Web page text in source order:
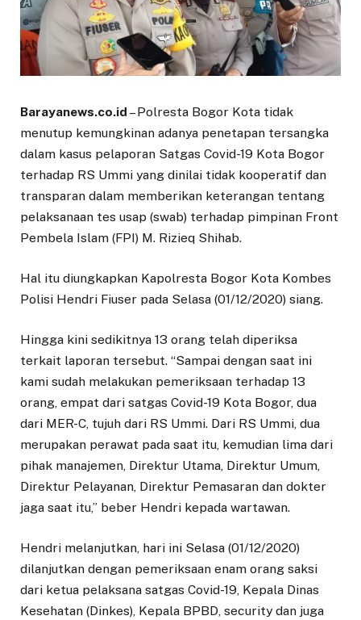
Barayanews.co.id – Polresta Bogor Kota tidak
menutup kemungkinan adanya penetapan tersangka
dalam kasus pelaporan Satgas Covid-19 Kota Bogor
terhadap RS Ummi yang dinilai tidak kooperatif dan
transparan dalam memberikan keterangan tentang
pelaksanaan tes usap (swab) terhadap pimpinan Front
Pembela Islam (FPI) M. Rizieq Shihab.
Hal itu diungkapkan Kapolresta Bogor Kota Kombes
Polisi Hendri Fiuser pada Selasa (01/12/2020) siang.
Hingga kini sedikitnya 13 orang telah diperiksa
terkait laporan tersebut. “Sampai dengan saat ini
kami sudah melakukan pemeriksaan terhadap 13
orang, empat dari satgas Covid-19 Kota Bogor, dua
dari MER-C, tujuh dari RS Ummi. Dari RS Ummi, dua
merupakan perawat pada saat itu, kemudian lima dari
pihak manajemen, Direktur Utama, Direktur Umum,
Direktur Pelayanan, Direktur Pemasaran dan dokter
jaga saat itu,” beber Hendri kepada wartawan.
Hendri melanjutkan, hari ini Selasa (01/12/2020)
dilanjutkan dengan pemeriksaan enam orang saksi
dari ketua pelaksana satgas Covid-19, Kepala Dinas
Kesehatan (Dinkes), Kepala BPBD, security dan juga